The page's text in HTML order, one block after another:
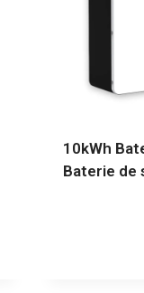
10kWh
Baterie de